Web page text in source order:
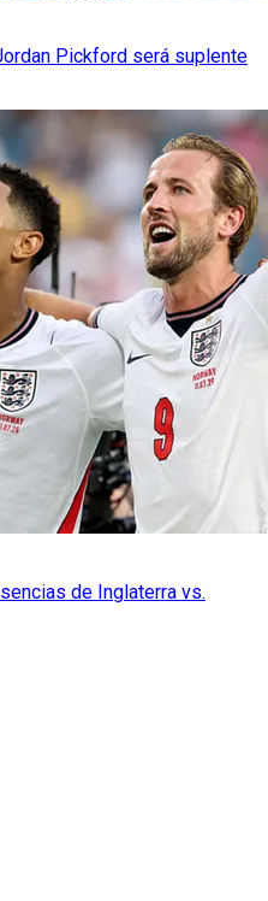
Pickford será suplente
de Inglaterra vs.